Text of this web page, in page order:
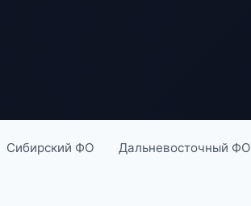
Сибирский ФО Дальневосточный ФО